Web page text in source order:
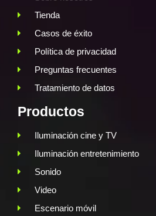
Tienda
Casos de éxito
Política de privacidad
Preguntas frecuentes
Tratamiento de datos
Productos
Iluminación cine y TV
Iluminación entretenimiento
Sonido
Video
Escenario móvil